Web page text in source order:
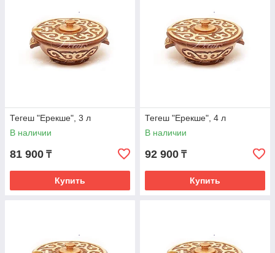
Тегеш "Ерекше", 3 л
В наличии
81 900 ₸
Купить
Тегеш "Ерекше", 4 л
В наличии
92 900 ₸
Купить